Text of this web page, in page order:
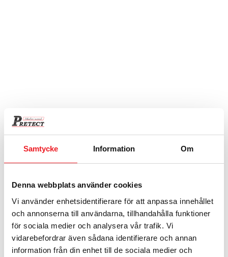
Samtycke Information Om
Denna webbplats använder cookies
Vi använder enhetsidentifierare för att anpassa innehållet
och annonserna till användarna, tillhandahålla funktioner
för sociala medier och analysera vår trafik. Vi
vidarebefordrar även sådana identifierare och annan
information från din enhet till de sociala medier och
Ventilerad laptophylla S100 LS Laptopskåp